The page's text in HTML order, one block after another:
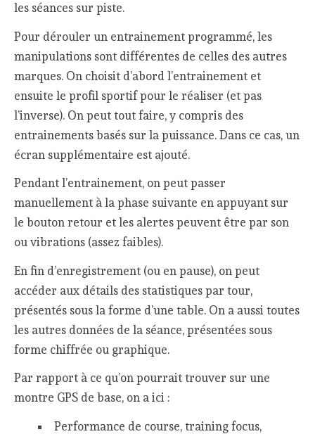
les séances sur piste.
Pour dérouler un entrainement programmé, les
manipulations sont différentes de celles des autres
marques. On choisit d’abord l’entrainement et
ensuite le profil sportif pour le réaliser (et pas
l’inverse). On peut tout faire, y compris des
entrainements basés sur la puissance. Dans ce cas, un
écran supplémentaire est ajouté.
Pendant l’entrainement, on peut passer
manuellement à la phase suivante en appuyant sur
le bouton retour et les alertes peuvent être par son
ou vibrations (assez faibles).
En fin d’enregistrement (ou en pause), on peut
accéder aux détails des statistiques par tour,
présentés sous la forme d’une table. On a aussi toutes
les autres données de la séance, présentées sous
forme chiffrée ou graphique.
Par rapport à ce qu’on pourrait trouver sur une
montre GPS de base, on a ici :
Performance de course, training focus,